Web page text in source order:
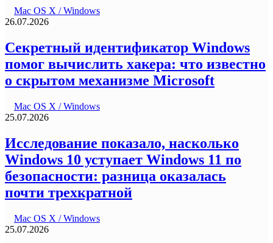
Mac OS X / Windows
26.07.2026
Секретный идентификатор Windows
помог вычислить хакера: что известно
о скрытом механизме Microsoft
Mac OS X / Windows
25.07.2026
Исследование показало, насколько
Windows 10 уступает Windows 11 по
безопасности: разница оказалась
почти трехкратной
Mac OS X / Windows
25.07.2026